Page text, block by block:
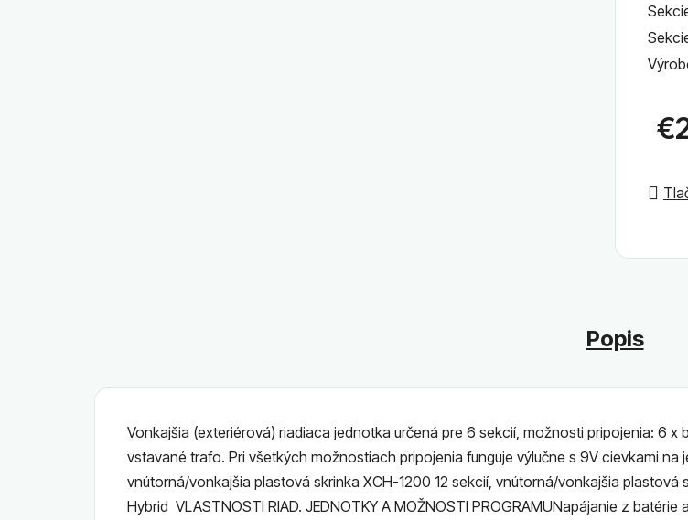
Popis
Vonkajšia (exteriérová) riadiaca jednotka určená pre 6 sekcií, možnosti pripojenia: 6 x
vstavané trafo. Pri všetkých možnostiach pripojenia funguje výlučne s 9V cievkami na
vnútorná/vonkajšia plastová skrinka XCH-1200 12 sekcií, vnútorná/vonkajšia plastová
Hybrid VLASTNOSTI RIAD. JEDNOTKY A MOŽNOSTI PROGRAMUNapájanie z